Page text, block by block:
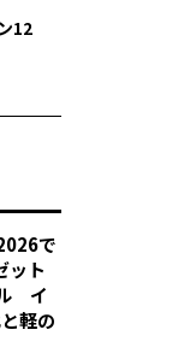
12
で
ット
イ
軽の